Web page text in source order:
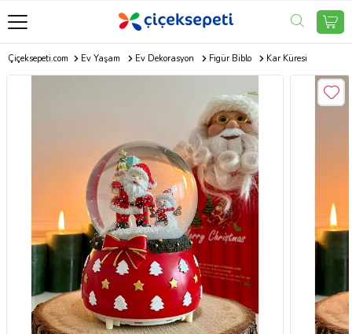
Çiçeksepeti.com Ev Yaşam Ev Dekorasyon Figür Biblo Kar Küresi